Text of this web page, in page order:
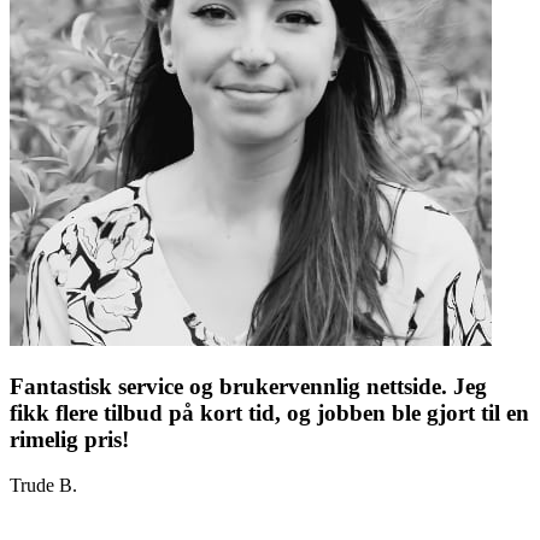
Fantastisk service og brukervennlig nettside. Jeg
fikk flere tilbud på kort tid, og jobben ble gjort til en
rimelig pris!
Trude B.